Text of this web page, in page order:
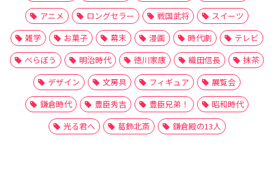
アニメ
ロングセラー 戦国武将
スイーツ
雑学
お菓子 幕末 漫画 時代劇
テレビ
べらぼう
明治時代 徳川家康 織田信長
抹茶
デザイン
文房具 フィギュア
展覧会
鎌倉時代
豊臣秀吉 豊臣兄弟！
昭和時代
光る君へ
葛飾北斎 鎌倉殿の13人